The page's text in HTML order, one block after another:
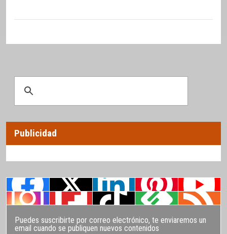
Publicidad
Puedes suscribirte por correo electrónico, te enviaremos un
email cuando se publiquen nuevos contenidos